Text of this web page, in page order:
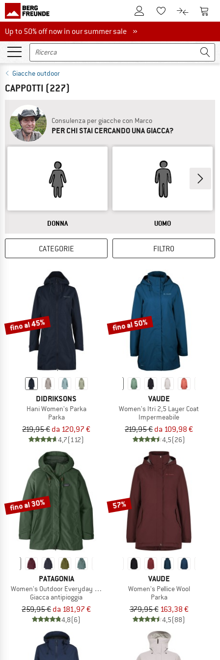
Al conto clienteAlla lista
Al Al
Up to 50% off now in our summer sale
Up to 50% off now in our summer sale »
Giacche outdoor
CAPPOTTI (227)
Consulenza per giacche con Marco
PER CHI STAI CERCANDO UNA GIACCA?
RISPOSTA
DONNA RISPOSTA
UOMO
CATEGORIE FILTRO
fino al 45%
DIDRIKSONS
Hani Women's Parka
Parka
219,95 € da 120,97 €
4,7(112)
fino al 50%
VAUDE
Women's Itri 2,5 Layer Coat
Impermeabile
219,95 € da 109,98 €
4,5(26)
fino al 30%
PATAGONIA
Women's Outdoor Everyday Rain Jacket
Giacca antipioggia
259,95 € da 181,97 €
4,8(6)
57%
VAUDE
Women's Pellice Wool
Parka
379,95 € 163,38 €
4,5(88)